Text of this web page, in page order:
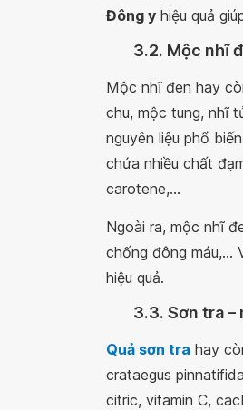
Đông y hiệu quả
3.2. Mộc nhĩ
Mộc nhĩ đen hay
chu, mộc tung, nhĩ
nguyên liệu phổ
chứa nhiều chất
carotene,...
Ngoài ra, mộc nhĩ
chống đông máu,...
hiệu quả.
3.3. Sơn tra –
Quả sơn tra hay
crataegus
citric, vitamin C,